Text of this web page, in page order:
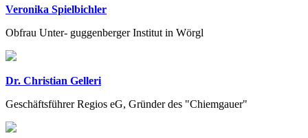
Veronika Spielbichler
Obfrau Unter- guggenberger Institut in Wörgl
Dr. Christian Gelleri
Geschäftsführer Regios eG, Gründer des "Chiemgauer"